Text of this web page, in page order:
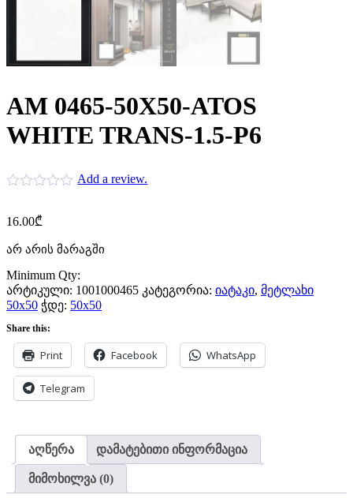
AM 0465-50X50-ATOS
WHITE TRANS-1.5-P6
Add a review.
16.00₾
არ არის მარაგში
Minimum Qty:
არტიკული: 1001000465 კატეგორია: იატაკი, მეტლახი
50x50 ჭდე: 50x50
Share this:
Print Facebook WhatsApp
Telegram
აღწერა დამატებითი ინფორმაცია
მიმოხილვა (0)